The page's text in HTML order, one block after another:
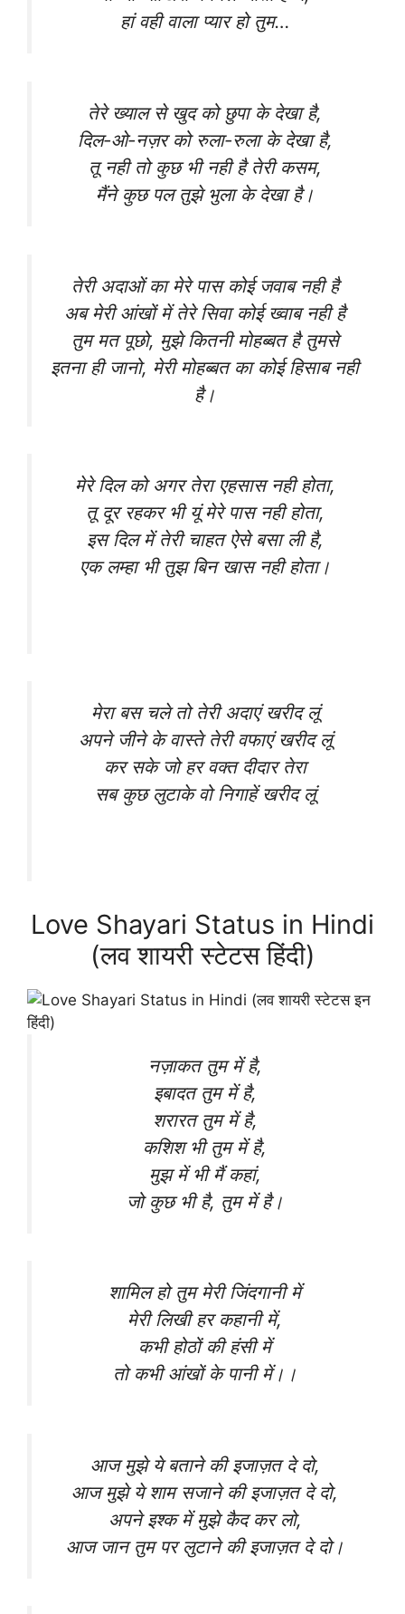
हां वही वाला प्यार हो तुम…
तेरे ख्याल से खुद को छुपा के देखा है,
दिल-ओ-नज़र को रुला-रुला के देखा है,
तू नही तो कुछ भी नही है तेरी कसम,
मैंने कुछ पल तुझे भुला के देखा है।
तेरी अदाओं का मेरे पास कोई जवाब नही है
अब मेरी आंखों में तेरे सिवा कोई ख्वाब नही है
तुम मत पूछो, मुझे कितनी मोहब्बत है तुमसे
इतना ही जानो, मेरी मोहब्बत का कोई हिसाब नही
है।
मेरे दिल को अगर तेरा एहसास नही होता,
तू दूर रहकर भी यूं मेरे पास नही होता,
इस दिल में तेरी चाहत ऐसे बसा ली है,
एक लम्हा भी तुझ बिन खास नही होता।
मेरा बस चले तो तेरी अदाएं खरीद लूं
अपने जीने के वास्ते तेरी वफाएं खरीद लूं
कर सके जो हर वक्त दीदार तेरा
सब कुछ लुटाके वो निगाहें खरीद लूं
Love Shayari Status in Hindi
(लव शायरी स्टेटस हिंदी)
नज़ाकत तुम में है,
इबादत तुम में है,
शरारत तुम में है,
कशिश भी तुम में है,
मुझ में भी मैं कहां,
जो कुछ भी है, तुम में है।
शामिल हो तुम मेरी जिंदगानी में
मेरी लिखी हर कहानी में,
कभी होठों की हंसी में
तो कभी आंखों के पानी में।।
आज मुझे ये बताने की इजाज़त दे दो,
आज मुझे ये शाम सजाने की इजाज़त दे दो,
अपने इश्क में मुझे कैद कर लो,
आज जान तुम पर लुटाने की इजाज़त दे दो।